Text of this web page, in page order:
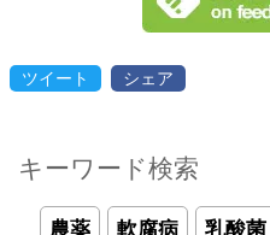
ツイート シェア
キーワード検索
農薬 軟腐病 乳酸菌